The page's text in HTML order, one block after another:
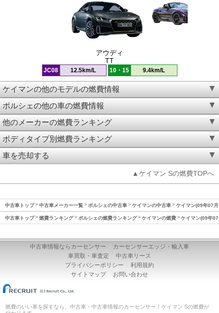
アウディ
TT
JC08 12.5km/L 10・15 9.4km/L
ケイマンの他のモデルの燃費情報
ポルシェの他の車の燃費情報
他のメーカーの燃費ランキング
ボディタイプ別燃費ランキング
車を売却する
▲ケイマン Sの燃費TOPへ
中古車トップ 中古車メーカー一覧 ポルシェの中古車 ケイマンの中古車 ケイマン(09年07
中古車トップ 燃費ランキング ポルシェの燃費ランキング ケイマンの燃費 ケイマン(09年
中古車情報ならカーセンサー
カーセンサーエッジ・輸入車
車買取・車査定
中古車リース
プライバシーポリシー
利用規約
サイトマップ
お問い合わせ
燃費のいい車を探すなら、中古車・中古車情報のカーセンサー！ケイマン Sの燃費が